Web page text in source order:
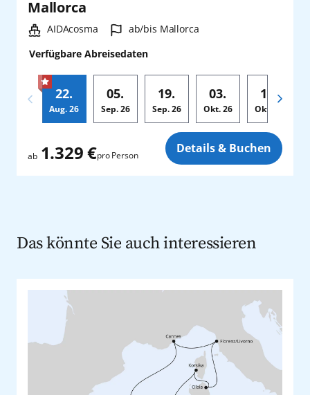
Mallorca
Schiff:
AIDAcosma Hafen:
ab/bis Mallorca
Verfügbare Abreisedaten
22.
Aug. 26
05.
Sep.26
19.
Sep.26
03.
Okt.26
17.
Okt.
ab 1.329 €pro Person Details & Buchen
Das könnte Sie auch interessieren